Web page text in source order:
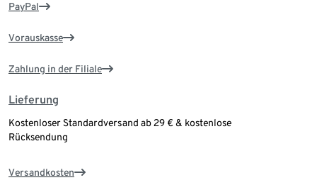
PayPal
Vorauskasse
Zahlung in der Filiale
Lieferung
Kostenloser Standardversand ab 29 € & kostenlose
Rücksendung
Versandkosten